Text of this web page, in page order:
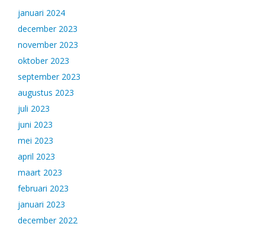
januari 2024
december 2023
november 2023
oktober 2023
september 2023
augustus 2023
juli 2023
juni 2023
mei 2023
april 2023
maart 2023
februari 2023
januari 2023
december 2022